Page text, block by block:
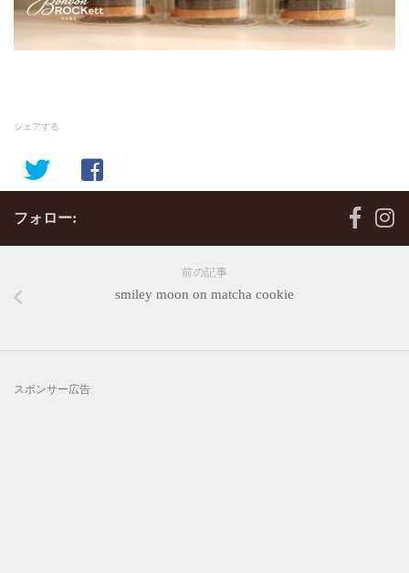
シェアする
フォロー:
前の記事
smiley moon on matcha cookie
スポンサー広告